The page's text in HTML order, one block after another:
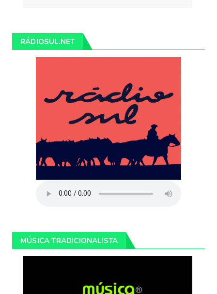
RÁDIOSUL.NET
MÚSICA TRADICIONALISTA